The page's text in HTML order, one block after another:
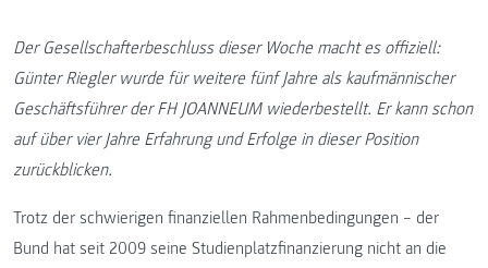
Der Gesellschafterbeschluss dieser Woche macht es offiziell:
Günter Riegler wurde für weitere fünf Jahre als kaufmännischer
Geschäftsführer der FH JOANNEUM wiederbestellt. Er kann schon
auf über vier Jahre Erfahrung und Erfolge in dieser Position
zurückblicken.
Trotz der schwierigen finanziellen Rahmenbedingungen – der
Bund hat seit 2009 seine Studienplatzfinanzierung nicht an die